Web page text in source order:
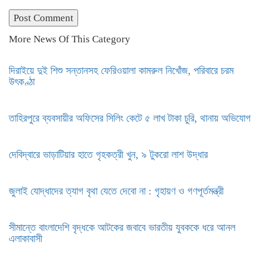
More News Of This Category
দিরাইয়ে দুই শিশু সন্তানসহ ফেরিওয়ালা কামরুল নিখোঁজ, পরিবারে চরম
উৎকণ্ঠা
তাহিরপুরে ব্যবসায়ীর অফিসের সিলিং কেটে ৫ লাখ টাকা চুরি, থানায় অভিযোগ
দেবিদ্বারে ভাড়াটিয়ার হাতে গৃহকত্রী খুন, ৯ টুকরো লাশ উদ্ধার
জুলাই যোদ্ধাদের ত্যাগ বৃথা যেতে দেবো না : গৃহায়ণ ও গণপূর্তমন্ত্রী
সীমান্তে বাংলাদেশি বৃদ্ধকে আটকের জবাবে ভারতীয় যুবককে ধরে আনল
এলাকাবাসী